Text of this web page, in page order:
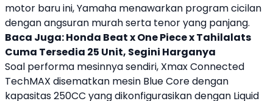
motor baru ini,Yamaha menawarkan program cicilan
dengan angsuran murah serta tenor yang panjang.
Baca Juga:Honda Beat x One Piece x Tahilalats
Cuma Tersedia 25 Unit, Segini Harganya
Soal performa mesinnya sendiri, Xmax Connected
TechMAX disematkan mesin Blue Core dengan
kapasitas 250CC yang dikonfigurasikan dengan Liquid